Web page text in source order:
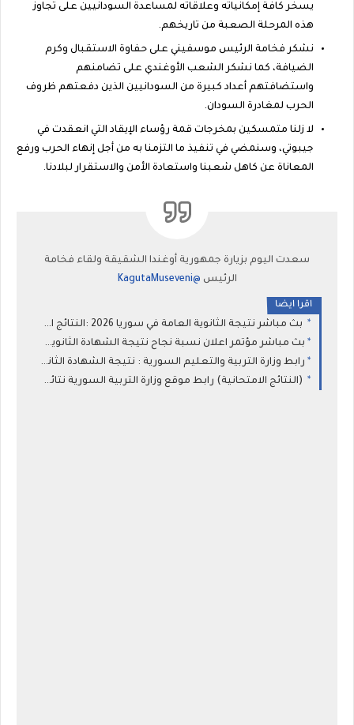
يسخر كافة إمكانياته وعلاقاته لمساعدة السودانيين على تجاوز
هذه المرحلة الصعبة من تاريخهم.
نشكر فخامة الرئيس موسفيني على حفاوة الاستقبال وكرم
الضيافة، كما نشكر الشعب الأوغندي على تضامنهم
واستضافتهم أعداد كبيرة من السودانيين الذين دفعتهم ظروف
الحرب لمغادرة السودان.
لا زلنا متمسكين بمخرجات قمة رؤساء الإيقاد التي انعقدت في
جيبوتي، وسنمضي في تنفيذ ما التزمنا به من أجل إنهاء الحرب ورفع
المعاناة عن كاهل شعبنا واستعادة الأمن والاستقرار لبلادنا.
سعدت اليوم بزيارة جمهورية أوغندا الشقيقة ولقاء فخامة
الرئيس @KagutaMuseveni
اقرا ايضا
بث مباشر نتيجة الثانوية العامة في سوريا 2026 :النتائج الامتحانية المهنية للطلاب النظاميين الاحرار و الراسبين (البكالوريا )
بث مباشر مؤتمر اعلان نسبة نجاح نتيجة الشهادة الثانوية سوريا 2026 :نتائج البكالوريا وزارة التربية السورية
رابط وزارة التربية والتعليم السورية : نتيجة الشهادة الثانوية 2026 نتائج البكالوريا برقم الاكتتاب
(النتائج الامتحانية) رابط موقع وزارة التربية السورية نتائج الثانوية العامة في سوريا 2026 نتيجة البكالوريا حسب الاسم ورقم الاكتتاب